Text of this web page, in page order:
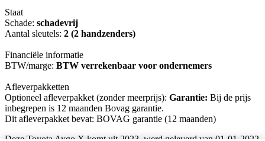
Staat
Schade: schadevrij
Aantal sleutels: 2 (2 handzenders)
Financiële informatie
BTW/marge: BTW verrekenbaar voor ondernemers
Afleverpakketten
Optioneel afleverpakket (zonder meerprijs): Garantie: Bij de prijs
inbegrepen is 12 maanden Bovag garantie.
Dit afleverpakket bevat: BOVAG garantie (12 maanden)